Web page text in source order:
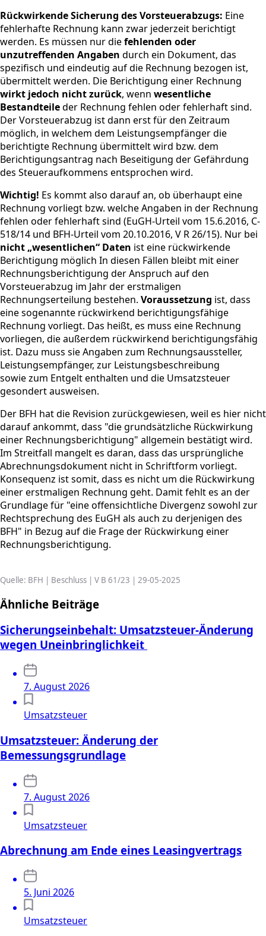
Rückwirkende Sicherung des Vorsteuerabzugs: Eine
fehlerhafte Rechnung kann zwar jederzeit berichtigt
werden. Es müssen nur diefehlenden oder
unzutreffenden Angaben durch ein Dokument, das
spezifisch und eindeutig auf die Rechnung bezogen ist,
übermittelt werden. Die Berichtigung einer Rechnung
wirkt jedoch nicht zurück, wenn wesentliche
Bestandteileder Rechnung fehlen oder fehlerhaft sind.
Der Vorsteuerabzug ist dann erst für den Zeitraum
möglich, in welchem dem Leistungsempfänger die
berichtigte Rechnung übermittelt wird bzw. dem
Berichtigungsantrag nach Beseitigung der Gefährdung
des Steueraufkommens entsprochen wird.
Wichtig! Es kommt also darauf an, ob überhaupt eine
Rechnung vorliegt bzw. welche Angaben in der Rechnung
fehlen oder fehlerhaft sind (EuGH-Urteil vom 15.6.2016, C-
518/14 und BFH-Urteil vom 20.10.2016, V R 26/15). Nur bei
nicht „wesentlichen“ Daten ist eine rückwirkende
Berichtigung möglich In diesen Fällen bleibt mit einer
Rechnungsberichtigung der Anspruch auf den
Vorsteuerabzug im Jahr der erstmaligen
Rechnungserteilung bestehen. Voraussetzung ist, dass
eine sogenannte rückwirkend berichtigungsfähige
Rechnung vorliegt. Das heißt, es muss eine Rechnung
vorliegen, die außerdem rückwirkend berichtigungsfähig
ist. Dazu muss sie Angaben zum Rechnungsaussteller,
Leistungsempfänger, zur Leistungsbeschreibung
sowie zum Entgelt enthalten und die Umsatzsteuer
gesondert ausweisen.
Der BFH hat die Revision zurückgewiesen, weil es hier nicht
darauf ankommt, dass "die grundsätzliche Rückwirkung
einer Rechnungsberichtigung" allgemein bestätigt wird.
Im Streitfall mangelt es daran, dass das ursprüngliche
Abrechnungsdokument nicht in Schriftform vorliegt.
Konsequenz ist somit, dass es nicht um die Rückwirkung
einer erstmaligen Rechnung geht. Damit fehlt es an der
Grundlage für "eine offensichtliche Divergenz sowohl zur
Rechtsprechung des EuGH als auch zu derjenigen des
BFH" in Bezug auf die Frage der Rückwirkung einer
Rechnungsberichtigung.
Quelle: BFH | Beschluss | V B 61/23 | 29-05-2025
Ähnliche Beiträge
Sicherungseinbehalt: Umsatzsteuer-Änderung
wegen Uneinbringlichkeit
7. August 2026
Umsatzsteuer
Umsatzsteuer: Änderung der
Bemessungsgrundlage
7. August 2026
Umsatzsteuer
Abrechnung am Ende eines Leasingvertrags
5. Juni 2026
Umsatzsteuer